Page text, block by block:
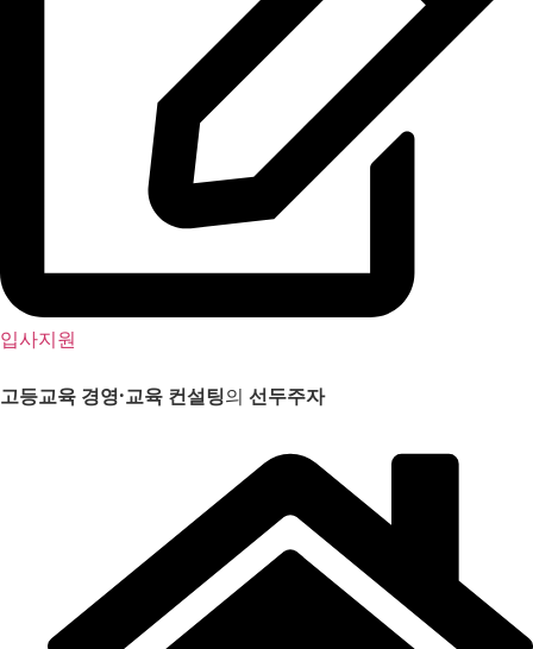
입사지원
고등교육 경영·교육 컨설팅의 선두주자